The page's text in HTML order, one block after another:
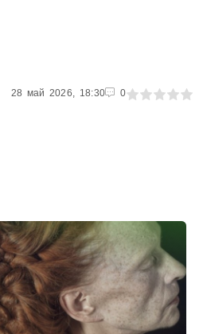
28 май 2026, 18:30 0
1 2 3 4 5